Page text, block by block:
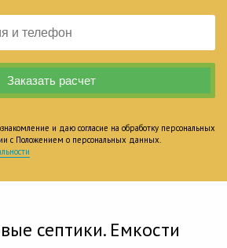
и даю согласие на обработку персональных
с Положением о персональных данных.
септики. Емкости